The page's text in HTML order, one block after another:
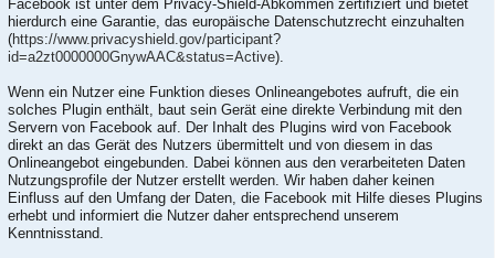
Facebook ist unter dem Privacy-Shield-Abkommen zertifiziert und bietet
hierdurch eine Garantie, das europäische Datenschutzrecht einzuhalten
(https://www.privacyshield.gov/participant?
id=a2zt0000000GnywAAC&status=Active).
Wenn ein Nutzer eine Funktion dieses Onlineangebotes aufruft, die ein
solches Plugin enthält, baut sein Gerät eine direkte Verbindung mit den
Servern von Facebook auf. Der Inhalt des Plugins wird von Facebook
direkt an das Gerät des Nutzers übermittelt und von diesem in das
Onlineangebot eingebunden. Dabei können aus den verarbeiteten Daten
Nutzungsprofile der Nutzer erstellt werden. Wir haben daher keinen
Einfluss auf den Umfang der Daten, die Facebook mit Hilfe dieses Plugins
erhebt und informiert die Nutzer daher entsprechend unserem
Kenntnisstand.